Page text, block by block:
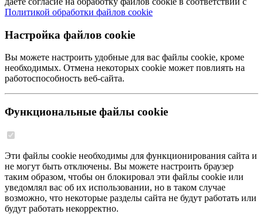
Политикой обработки файлов cookie
Настройка файлов cookie
Вы можете настроить удобные для вас файлы cookie, кроме
необходимых. Отмена некоторых cookie может повлиять на
работоспособность веб-сайта.
Функциональные файлы cookie
Эти файлы cookie необходимы для функционирования сайта и
не могут быть отключены. Вы можете настроить браузер
таким образом, чтобы он блокировал эти файлы cookie или
уведомлял вас об их использовании, но в таком случае
возможно, что некоторые разделы сайта не будут работать или
будут работать некорректно.